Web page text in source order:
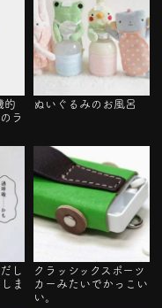
的
ラ
ぬいぐるみのお風呂
し
ま
クラッシックスポーツ
カーみたいでかっこい
い。